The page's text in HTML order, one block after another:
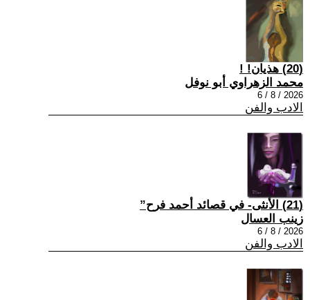
(20) هذيان! !
محمد الزهراوي أبو نوفل
2026 / 8 / 6
الادب والفن
(21) الأنثى- في قصائد أحمد فرح”
زينب العسال
2026 / 8 / 6
الادب والفن